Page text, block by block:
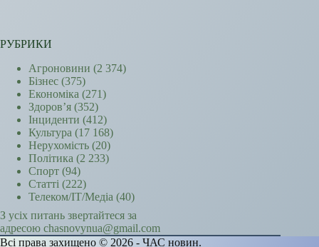
РУБРИКИ
Агроновини (2 374)
Бізнес (375)
Економіка (271)
Здоров’я (352)
Інциденти (412)
Культура (17 168)
Нерухомість (20)
Політика (2 233)
Спорт (94)
Статті (222)
Телеком/ІТ/Медіа (40)
З усіх питань звертайтеся за
адресою chasnovynua@gmail.com
Всі права захищено © 2026 - ЧАС новин.